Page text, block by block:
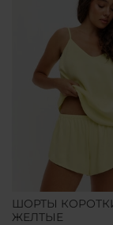
ШОРТЫ
ЖЕЛТЫЕ